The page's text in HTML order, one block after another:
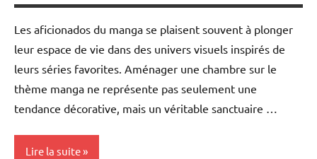
Les aficionados du manga se plaisent souvent à plonger
leur espace de vie dans des univers visuels inspirés de
leurs séries favorites. Aménager une chambre sur le
thème manga ne représente pas seulement une
tendance décorative, mais un véritable sanctuaire …
Lire la suite